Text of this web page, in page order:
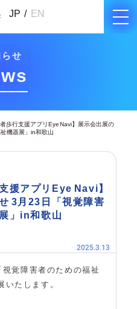
JP EN
らせ
者歩行支援アプリEye Navi】展示会出展の
機器展」in和歌山
援アプリEye Navi】
3月23日「視覚障害
」in和歌山
2025.3.13
覚障害者のための福祉
たします。